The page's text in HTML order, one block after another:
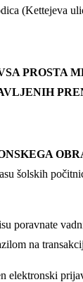
(Kettejeva
PROSTA
šolskih
poravnate
na
elektronski